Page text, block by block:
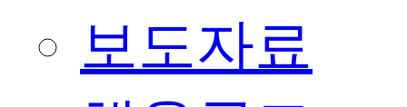
보도자료